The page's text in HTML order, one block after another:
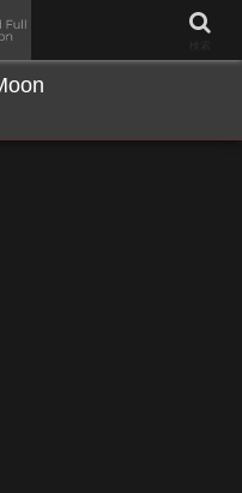
ク沼に沈む夜